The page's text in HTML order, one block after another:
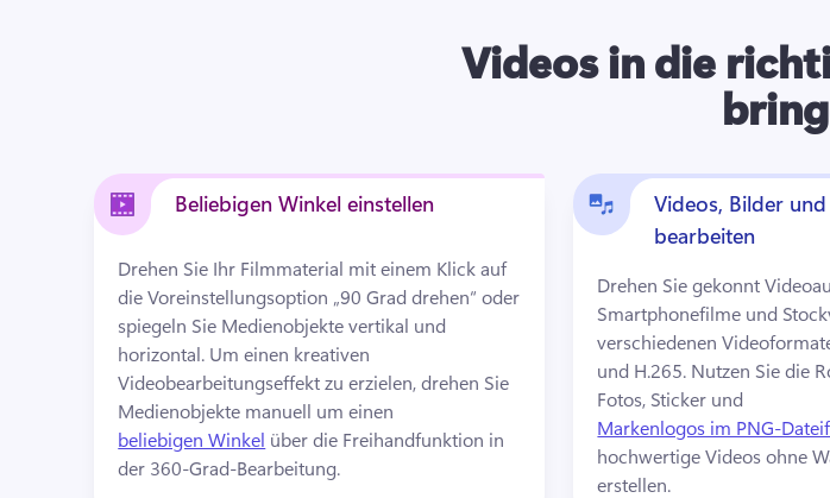
Videos in die
Beliebigen Winkel einstellen
Drehen Sie Ihr Filmmaterial mit einem Klick auf
die Voreinstellungsoption „90 Grad drehen“ oder
spiegeln Sie Medienobjekte vertikal und
horizontal. Um einen kreativen
Videobearbeitungseffekt zu erzielen, drehen Sie
Medienobjekte manuell um einen
beliebigen Winkel über die Freihandfunktion in
der 360-Grad-Bearbeitung.
Videos, Bilder
bearbeiten
Drehen Sie gekonnt
Smartphonefilme und
verschiedenen
und H.265. Nutzen Sie die
Fotos, Sticker und
Markenlogos im PNG-
hochwertige Videos ohne
erstellen.